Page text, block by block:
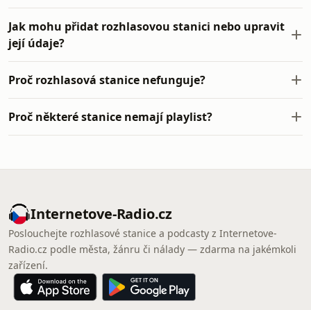
Jak mohu přidat rozhlasovou stanici nebo upravit
její údaje?
Proč rozhlasová stanice nefunguje?
Proč některé stanice nemají playlist?
Internetove-Radio.cz
Poslouchejte rozhlasové stanice a podcasty z Internetove-
Radio.cz podle města, žánru či nálady — zdarma na jakémkoli
zařízení.